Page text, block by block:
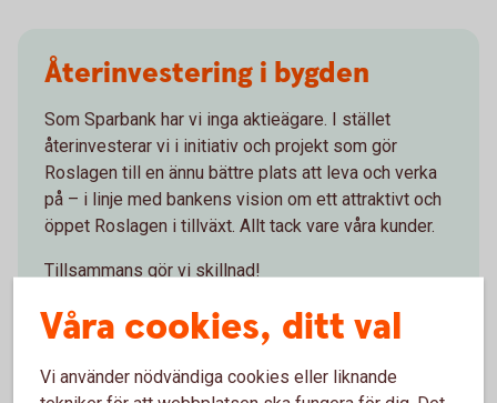
Återinvestering i bygden
Som Sparbank har vi inga aktieägare. I stället
återinvesterar vi i initiativ och projekt som gör
Roslagen till en ännu bättre plats att leva och verka
på – i linje med bankens vision om ett attraktivt och
öppet Roslagen i tillväxt. Allt tack vare våra kunder.
Tillsammans gör vi skillnad!
Läs mer om bankenssamhällsengagemang
Våra cookies, ditt val
Vi använder nödvändiga cookies eller liknande